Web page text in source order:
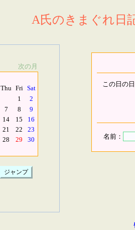
A氏のきまぐれ日
次の月
Thu Fri Sat
1
2
7 8
9
14 15
16
21 22
23
28 29 30
この日の
名前：